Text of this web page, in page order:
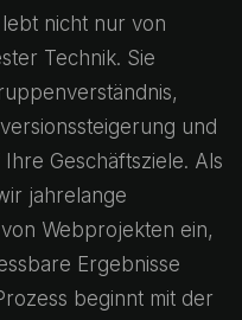
nicht nur von
Technik. Sie
und
Geschäftsziele. Als
jahrelange
Webprojekten ein,
Ergebnisse
beginnt mit der